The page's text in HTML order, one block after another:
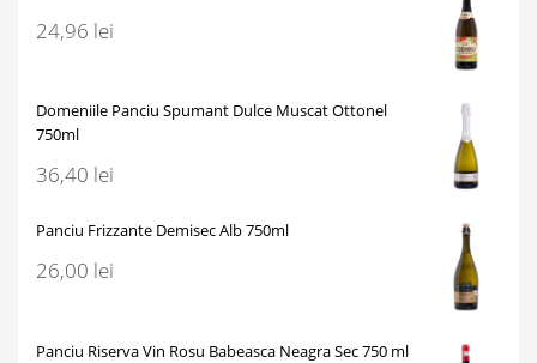
24,96 lei
Domeniile Panciu Spumant Dulce Muscat Ottonel
750ml
36,40 lei
Panciu Frizzante Demisec Alb 750ml
26,00 lei
Panciu Riserva Vin Rosu Babeasca Neagra Sec 750 ml